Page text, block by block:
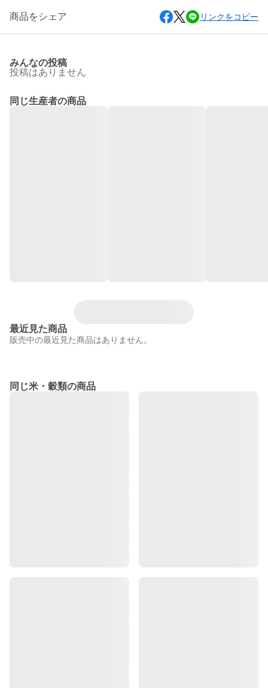
商品をシェア リンクをコピー
みんなの投稿
投稿はありません
同じ生産者の商品
最近見た商品
販売中の最近見た商品はありません。
同じ米・穀類の商品